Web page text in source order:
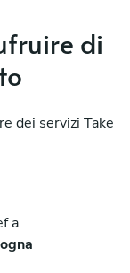
di
dei servizi Take
a